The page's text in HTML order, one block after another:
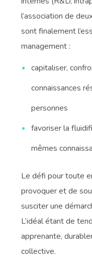
l’association de
sont finalement
management :
capitaliser,
connaissances
personnes
favoriser la
mêmes
Le défi pour toute
provoquer et de
susciter une
L’idéal étant de
apprenante,
collective.